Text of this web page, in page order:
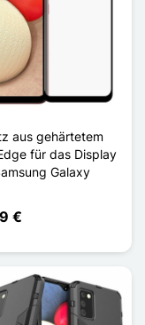
aus gehärtetem
für das Display
Galaxy
€